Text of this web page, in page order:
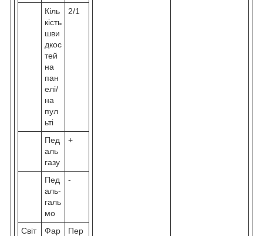
Кіль
кість
шви
дкос
тей
на
пан
елі/
на
пул
ьті
2/1
Пед
аль
газу
+
Пед
аль-
галь
мо
-
Світ
Фар
Пер